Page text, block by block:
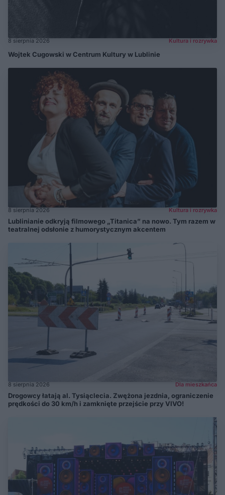
8 sierpnia 2026 Kultura i rozrywka
Wojtek Cugowski w Centrum Kultury w Lublinie
8 sierpnia 2026 Kultura i rozrywka
Lublinianie odkryją filmowego „Titanica” na nowo. Tym razem w
teatralnej odsłonie z humorystycznym akcentem
8 sierpnia 2026 Dla mieszkańca
Drogowcy łatają al. Tysiąclecia. Zwężona jezdnia, ograniczenie
prędkości do 30 km/h i zamknięte przejście przy VIVO!